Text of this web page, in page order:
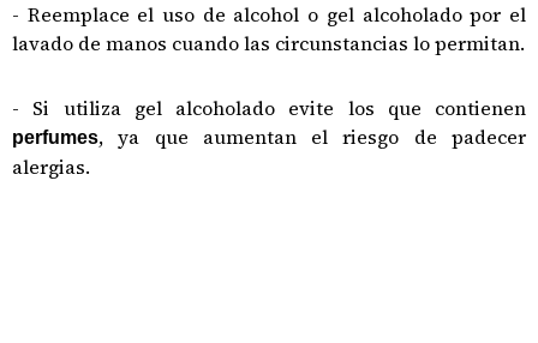
- Reemplace el uso de alcohol o gel alcoholado por el
lavado de manos cuando las circunstancias lo permitan.
- Si utiliza gel alcoholado evite los que contienen
perfumes, ya que aumentan el riesgo de padecer
alergias.